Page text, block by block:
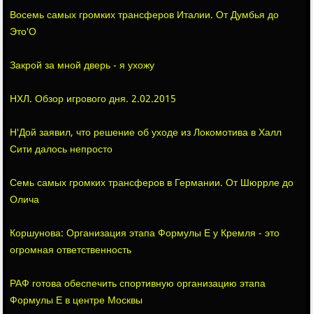
Восемь самых громких трансферов Италии. От Думбья до
Это'О
Закрой за мной дверь - я ухожу
НХЛ. Обзор игрового дня. 2.02.2015
Н'Дой заявил, что решение об уходе из Локомотива в Халл
Сити далось непросто
Семь самых громких трансферов в Германии. От Шюррле до
Олича
Коршунова: Организация этапа Формулы Е у Кремля - это
огромная ответственность
РАФ готова обеспечить спортивную организацию этапа
Формулы Е в центре Москвы